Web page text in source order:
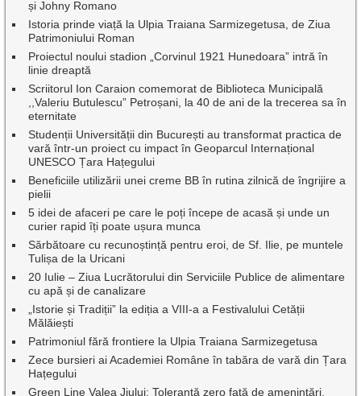
și Johny Romano
Istoria prinde viață la Ulpia Traiana Sarmizegetusa, de Ziua
Patrimoniului Roman
Proiectul noului stadion „Corvinul 1921 Hunedoara” intră în
linie dreaptă
Scriitorul Ion Caraion comemorat de Biblioteca Municipală
,,Valeriu Butulescu” Petroșani, la 40 de ani de la trecerea sa în
eternitate
Studenții Universității din București au transformat practica de
vară într-un proiect cu impact în Geoparcul Internațional
UNESCO Țara Hațegului
Beneficiile utilizării unei creme BB în rutina zilnică de îngrijire a
pielii
5 idei de afaceri pe care le poți începe de acasă și unde un
curier rapid îți poate ușura munca
Sărbătoare cu recunoștință pentru eroi, de Sf. Ilie, pe muntele
Tulișa de la Uricani
20 Iulie – Ziua Lucrătorului din Serviciile Publice de alimentare
cu apă și de canalizare
„Istorie și Tradiții” la ediția a VIII-a a Festivalului Cetății
Mălăiești
Patrimoniul fără frontiere la Ulpia Traiana Sarmizegetusa
Zece bursieri ai Academiei Române în tabăra de vară din Țara
Hațegului
Green Line Valea Jiului: Toleranță zero față de amenințări,